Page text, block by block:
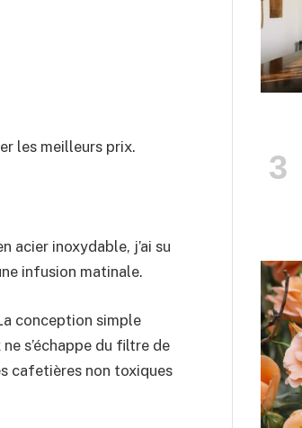
les meilleurs prix.
acier inoxydable, j’ai su
infusion matinale.
conception simple
s’échappe du filtre de
cafetières non toxiques